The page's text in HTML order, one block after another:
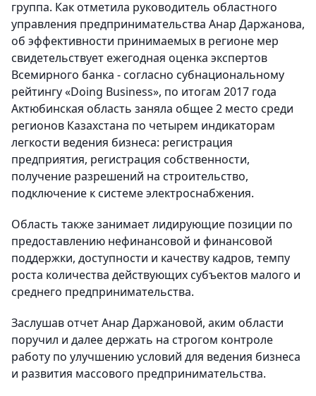
группа. Как отметила руководитель областного
управления предпринимательства Анар Даржанова,
об эффективности принимаемых в регионе мер
свидетельствует ежегодная оценка экспертов
Всемирного банка - согласно субнациональному
рейтингу «Doing Business», по итогам 2017 года
Актюбинская область заняла общее 2 место среди
регионов Казахстана по четырем индикаторам
легкости ведения бизнеса: регистрация
предприятия, регистрация собственности,
получение разрешений на строительство,
подключение к системе электроснабжения.
Область также занимает лидирующие позиции по
предоставлению нефинансовой и финансовой
поддержки, доступности и качеству кадров, темпу
роста количества действующих субъектов малого и
среднего предпринимательства.
Заслушав отчет Анар Даржановой, аким области
поручил и далее держать на строгом контроле
работу по улучшению условий для ведения бизнеса
и развития массового предпринимательства.